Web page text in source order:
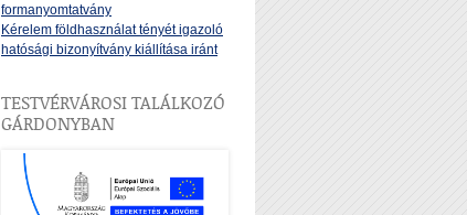
formanyomtatvány
Kérelem földhasználat tényét igazoló
hatósági bizonyítvány kiállítása iránt
TESTVÉRVÁROSI TALÁLKOZÓ
GÁRDONYBAN